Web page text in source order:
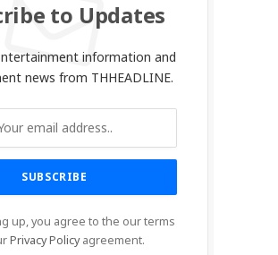
to Updates
information and
news from THHEADLINE.
up, you agree to the our terms
Privacy Policyagreement.